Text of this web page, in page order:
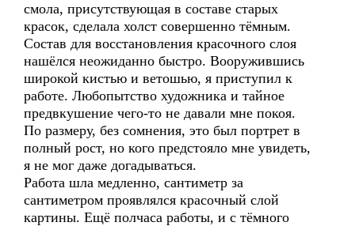
смола, присутствующая в составе старых
красок, сделала холст совершенно тёмным.
Состав для восстановления красочного слоя
нашёлся неожиданно быстро. Вооружившись
широкой кистью и ветошью, я приступил к
работе. Любопытство художника и тайное
предвкушение чего-то не давали мне покоя.
По размеру, без сомнения, это был портрет в
полный рост, но кого предстояло мне увидеть,
я не мог даже догадываться.
Работа шла медленно, сантиметр за
сантиметром проявлялся красочный слой
картины. Ещё полчаса работы, и с тёмного